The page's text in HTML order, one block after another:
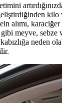
alımı,
meyve, sebze
neden